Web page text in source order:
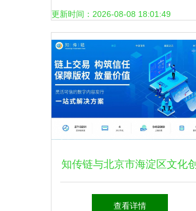
更新时间：2026-08-08 18:01:49
知传链与北京市海淀区文化创
意产业协会进行文化与科技融
查看详情